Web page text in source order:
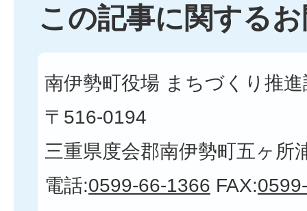
この記事に関する
南伊勢町役場 まちづくり推
〒516-0194
三重県度会郡南伊勢町五ヶ所
電話:0599-66-1366 FAX: